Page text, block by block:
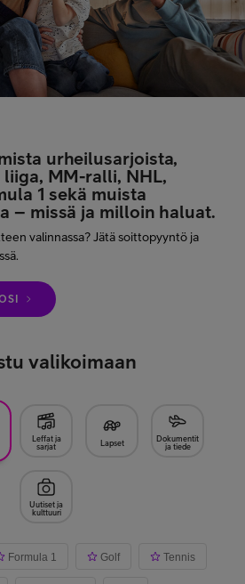
urheilusarjoista,
MM-ralli, NHL,
1 sekä muista
– missä ja milloin haluat.
valinnassa? Jätä soittopyyntö ja
valikoimaan
Leffat ja
sarjat
Lapset
Dokumentit
ja tiede
Uutiset ja
kulttuuri
Formula 1 Golf Tennis